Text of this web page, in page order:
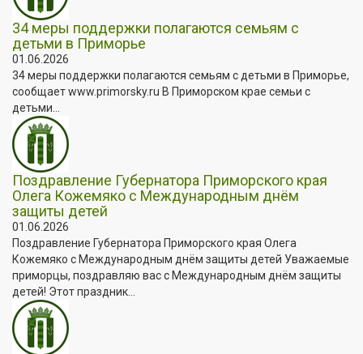
34 меры поддержки полагаются семьям с
детьми в Приморье
01.06.2026
34 меры поддержки полагаются семьям с детьми в Приморье,
сообщает www.primorsky.ru В Приморском крае семьи с
детьми...
Поздравление Губернатора Приморского края
Олега Кожемяко с Международным днём
защиты детей
01.06.2026
Поздравление Губернатора Приморского края Олега
Кожемяко с Международным днём защиты детей Уважаемые
приморцы, поздравляю вас с Международным днём защиты
детей! Этот праздник...